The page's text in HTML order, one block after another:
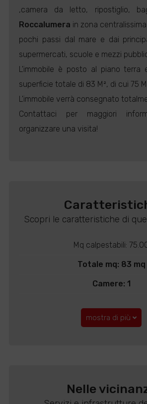
,camera da letto, ripostiglio,
Roccalumera in zona
pochi passi dal mare e dai
supermercati, scuole e mezzi
L'immobile è posto al piano terra
superficie totale di 83 M², di cui 75
L'immobile verrà consegnato
Contattaci per maggiori
organizzare una visita!
Scopri le caratteristiche di
Mq calpestabili:
Totale mq: 83 mq
Camere: 1
mostra di più
Nelle